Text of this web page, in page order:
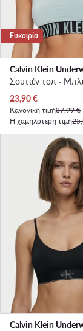
Ευκαιρία
Calvin Klein
Σουτιέν τοπ ·
Τρέχουσα τιμή
23,90€
Κανονική τιμή37,99 €
Η χαμηλότερη τιμή
Calvin Klein